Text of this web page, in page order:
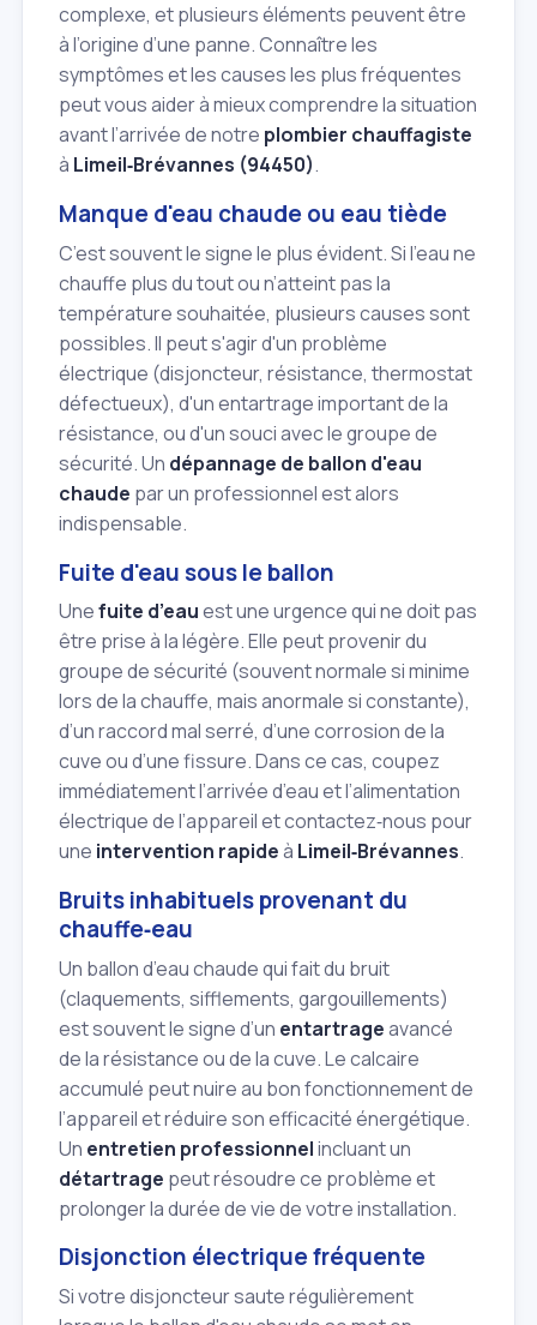
complexe, et plusieurs éléments peuvent être
à l’origine d’une panne. Connaître les
symptômes et les causes les plus fréquentes
peut vous aider à mieux comprendre la situation
avant l’arrivée de notre plombier chauffagiste
à Limeil‑Brévannes (94450).
Manque d'eau chaude ou eau tiède
C’est souvent le signe le plus évident. Si l’eau ne
chauffe plus du tout ou n’atteint pas la
température souhaitée, plusieurs causes sont
possibles. Il peut s'agir d'un problème
électrique (disjoncteur, résistance, thermostat
défectueux), d'un entartrage important de la
résistance, ou d'un souci avec le groupe de
sécurité. Un dépannage de ballon d'eau
chaude par un professionnel est alors
indispensable.
Fuite d'eau sous le ballon
Unefuite d’eauest une urgence qui ne doit pas
être prise à la légère. Elle peut provenir du
groupe de sécurité (souvent normale si minime
lors de la chauffe, mais anormale si constante),
d’un raccord mal serré, d’une corrosion de la
cuve ou d’une fissure. Dans ce cas, coupez
immédiatement l’arrivée d’eau et l’alimentation
électrique de l’appareil et contactez‑nous pour
une intervention rapideà Limeil‑Brévannes.
Bruits inhabituels provenant du
chauffe‑eau
Un ballon d’eau chaude qui fait du bruit
(claquements, sifflements, gargouillements)
est souvent le signe d’un entartrageavancé
de la résistance ou de la cuve. Le calcaire
accumulé peut nuire au bon fonctionnement de
l’appareil et réduire son efficacité énergétique.
Un entretien professionnelincluant un
détartrage peut résoudre ce problème et
prolonger la durée de vie de votre installation.
Disjonction électrique fréquente
Si votre disjoncteur saute régulièrement